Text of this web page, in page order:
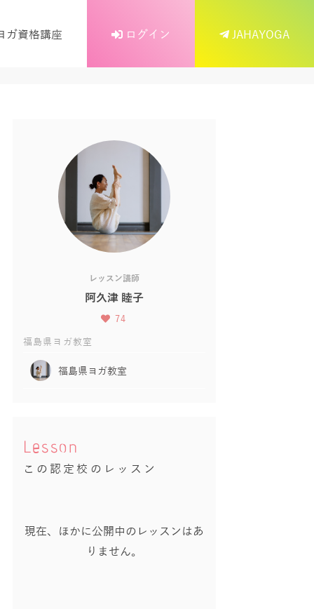
ガ資格講座 ログイン JAHAYOGA
レッスン講師
阿久津 睦子
74
福島県ヨガ教室
福島県ヨガ教室
Lesson
この認定校のレッスン
現在、ほかに公開中のレッスンはあ
りません。